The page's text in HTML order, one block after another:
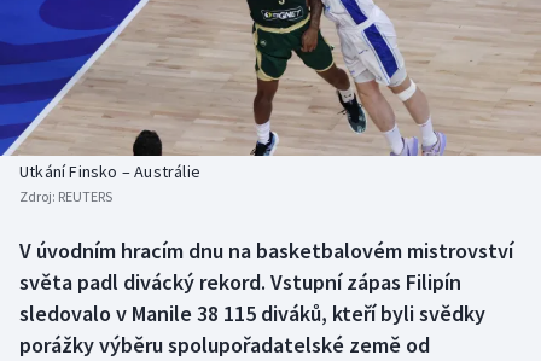
Baseball a softbal
Basketbal
Biatlon
Boby a skeleton
Box
Curling
Historické návraty
Aplikace ČT sport
AZ kvíz
Utkání Finsko – Austrálie
Zdroj: REUTERS
V úvodním hracím dnu na basketbalovém mistrovství
světa padl divácký rekord. Vstupní zápas Filipín
sledovalo v Manile 38 115 diváků, kteří byli svědky
porážky výběru spolupořadatelské země od